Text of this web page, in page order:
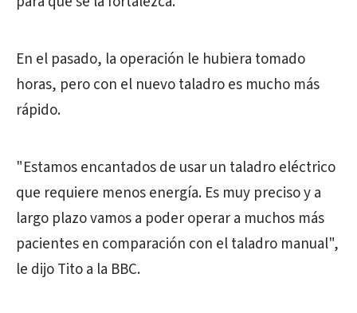
En el pasado, la operación le hubiera tomado
horas, pero con el nuevo taladro es mucho más
rápido.
"Estamos encantados de usar un taladro eléctrico
que requiere menos energía. Es muy preciso y a
largo plazo vamos a poder operar a muchos más
pacientes en comparación con el taladro manual",
le dijo Tito a la BBC.